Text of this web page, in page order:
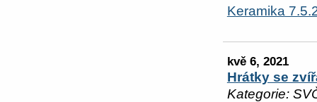
Keramika
kvě 6, 2021
Hrátky se
Kategorie: